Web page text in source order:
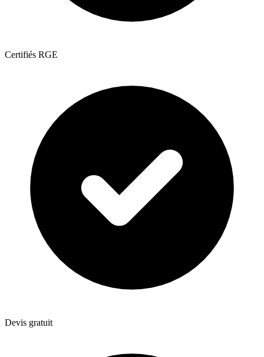
Certifiés RGE
Devis gratuit